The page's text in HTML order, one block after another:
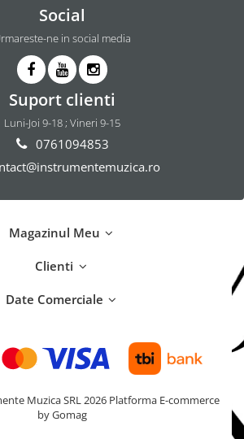
Social
ne in social media
Suport clienti
Luni-Joi 9-18 ; Vineri 9-15
0761094853
Magazinul Meu
Clienti
Date Comerciale
Muzica SRL 2026 Platforma E-commerce
by Gomag